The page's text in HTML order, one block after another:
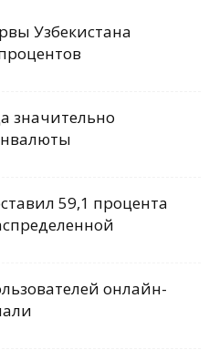
Узбекистана
значительно
59,1 процента
онлайн-